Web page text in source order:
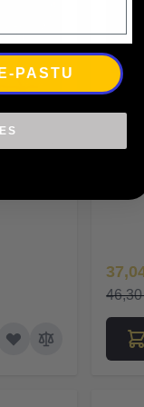
Īpaša
PASTU